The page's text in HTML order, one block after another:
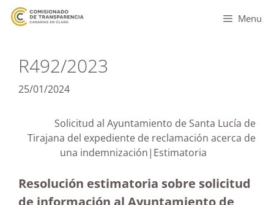
Menu
R492/2023
25/01/2024
Solicitud al Ayuntamiento de Santa Lucía de
Tirajana del expediente de reclamación acerca de
una indemnización|Estimatoria
Resolución estimatoria sobre solicitud
de información al Ayuntamiento de